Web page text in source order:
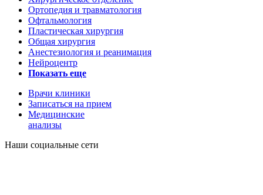
Ортопедия и травматология
Офтальмология
Пластическая хирургия
Общая хирургия
Анестезиология и реанимация
Нейроцентр
Показать еще
Врачи клиники
Записаться на прием
Медицинские
анализы
Наши социальные сети